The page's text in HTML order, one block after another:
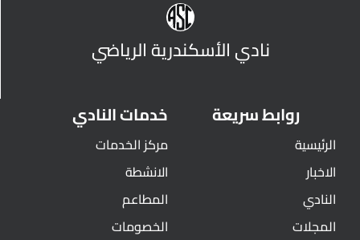
نادي الأسكندرية الرياضي
روابط سريعة
الرئيسية
الاخبار
النادي
المجلات
خدمات النادي
مركز الخدمات
الانشطة
المطاعم
الخصومات